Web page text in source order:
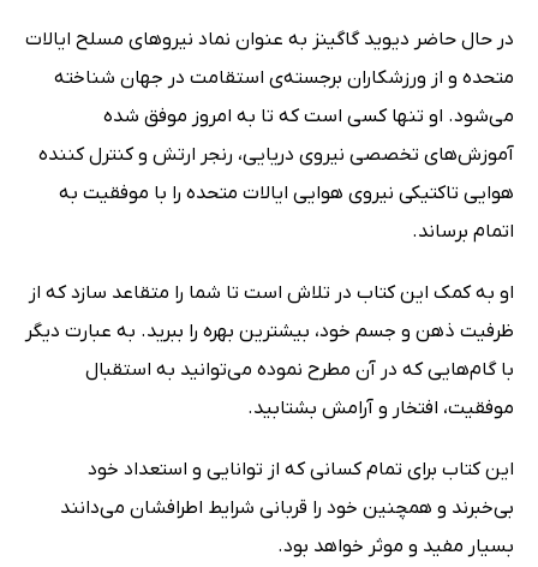
در حال حاضر دیوید گاگینز به‌ عنوان نماد نیروهای مسلح ایالات
متحده و از ورزشکاران برجسته‌ی استقامت در جهان شناخته
می‌شود. او تنها کسی است که تا به امروز موفق شده
آموزش‌های تخصصی نیروی دریایی، رنجر ارتش و کنترل کننده
هوایی تاکتیکی نیروی هوایی ایالات متحده را با موفقیت به
اتمام برساند.
او به کمک این کتاب در تلاش است تا شما را متقاعد سازد که از
ظرفیت ذهن و جسم خود، بیشترین بهره را ببرید. به عبارت دیگر
با گام‌هایی که در آن مطرح نموده می‌توانید به استقبال
موفقیت، افتخار و آرامش بشتابید.
این کتاب برای تمام کسانی که از توانایی و استعداد خود
بی‌خبرند و همچنین خود را قربانی شرایط اطرافشان می‌دانند
بسیار مفید و موثر خواهد بود.